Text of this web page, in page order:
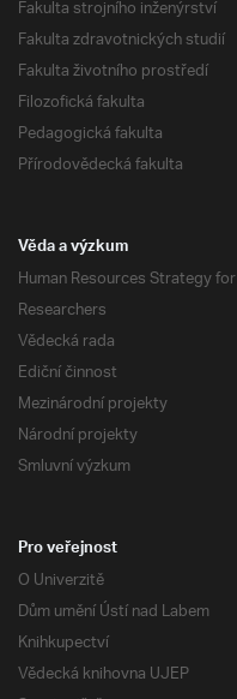
Fakulta strojního inženýrství
Fakulta zdravotnických studií
Fakulta životního prostředí
Filozofická fakulta
Pedagogická fakulta
Přírodovědecká fakulta
Věda a výzkum
Human Resources Strategy for
Researchers
Vědecká rada
Ediční činnost
Mezinárodní projekty
Národní projekty
Smluvní výzkum
Pro veřejnost
O Univerzitě
Dům umění Ústí nad Labem
Knihkupectví
Vědecká knihovna UJEP